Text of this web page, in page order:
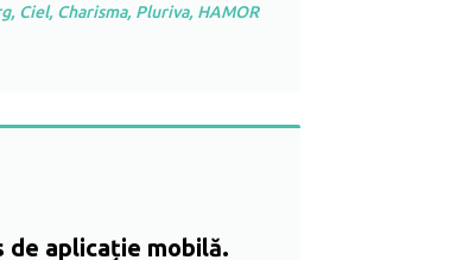
Ciel, Charisma, Pluriva, HAMOR
de aplicație mobilă.